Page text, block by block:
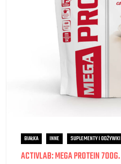
BIAŁKA INNE SUPLEMENTY I ODŻYWKI
ACTIVLAB: MEGA PROTEIN 700G.